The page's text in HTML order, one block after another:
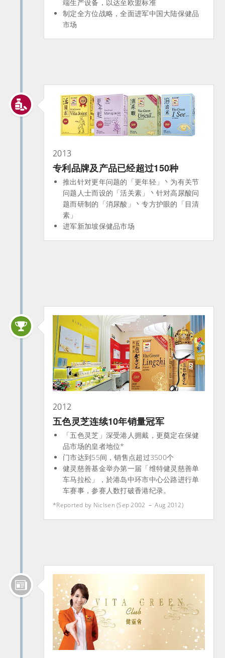
端生产设备，以达至欧盟标准
制定全方位战略，全面进军中国大陆保健品
市场
2013
专利品牌及产品已经超过150种
推出针对更年问题的「更年轻」丶为有关节
问题人士而设的「活关素」丶针对高尿酸问
题而研制的「消尿酸」丶专方护眼的「目清
素」
进军新加坡保健品市场
2012
五色灵芝连续10年销量冠军
「五色灵芝」深受港人拥戴，更奠定在保健
品市场的皇者地位*
门市达到55间，销售点超过3500个
健灵慈善基金举办第一届「维特健灵慈善单
车马拉松」，於港岛中环市中心公路进行单
车赛事，参赛人数打破香港纪录。
*Reported by Niclsen (Sep 2002 － Aug 2012)